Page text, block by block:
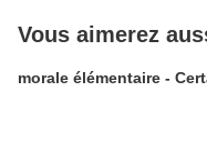
Vous aimerez
morale élémentaire -